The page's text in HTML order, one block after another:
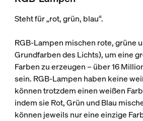
Steht für „rot, grün, blau“.
RGB-Lampen mischen rote, grüne
Grundfarben des Lichts), um eine
Farben zu erzeugen – über 16
sein. RGB-Lampen haben keine
können trotzdem einen weißen
indem sie Rot, Grün und Blau
können jeweils nur eine einzige